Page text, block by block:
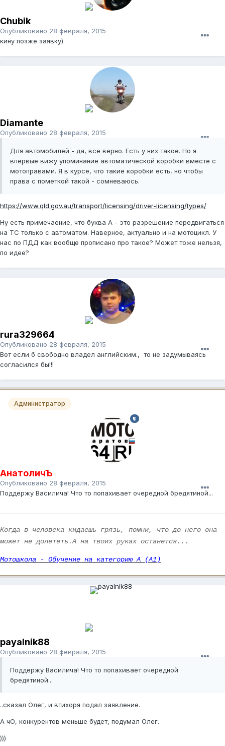
Chubik
Опубликовано 28 февраля, 2015
кину позже заявку)
Diamante
Опубликовано 28 февраля, 2015
Для автомобилей - да, всё верно. Есть у них такое. Но я
впервые вижу упоминание автоматической коробки вместе с
мотоправами. Я в курсе, что такие коробки есть, но чтобы
права с пометкой такой - сомневаюсь.
https://www.qld.gov.au/transport/licensing/driver-licensing/types/
Ну есть примечаение, что буква A - это разрешение передвигаться
на ТС только с автоматом. Наверное, актуально и на мотоцикл. У
нас по ПДД как вообще прописано про такое? Может тоже нельзя,
по идее?
rura329664
Опубликовано 28 февраля, 2015
Вот если б свободно владел английским., то не задумываясь
согласился бы!!!
Администратор
АнатоличЪ
Опубликовано 28 февраля, 2015
Поддержу Василича! Что то попахивает очередной бредятиной...
Когда в человека кидаешь грязь, помни, что до него она
может не долететь.А на твоих руках останется...
Мотошкола - Обучение на категорию А (А1)
payalnik88
Опубликовано 28 февраля, 2015
Поддержу Василича! Что то попахивает очередной
бредятиной...
..сказал Олег, и втихоря подал заявление.
А чО, конкурентов меньше будет, подумал Олег.
)))